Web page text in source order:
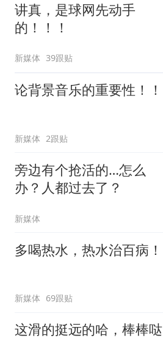
讲真，是球网先动手
的！！！
新媒体 39跟贴
论背景音乐的重要性！！
新媒体 2跟贴
旁边有个抢活的…怎么
办？人都过去了？
新媒体
多喝热水，热水治百病！
新媒体 69跟贴
这滑的挺远的哈，棒棒哒